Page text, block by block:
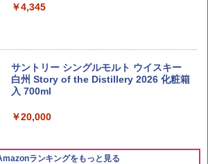
kg 業務用 お米マイスターブレンド
￥2,680
￥4,345
サントリー シングルモルト ウイスキー
白州 Story of the Distillery 2026 化粧箱
入 700ml
￥20,000
ランキングをもっと見る